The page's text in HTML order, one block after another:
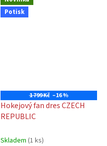
Potisk
1 799 Kč –16 %
Hokejový fan dres CZECH
REPUBLIC
Skladem (1 ks)